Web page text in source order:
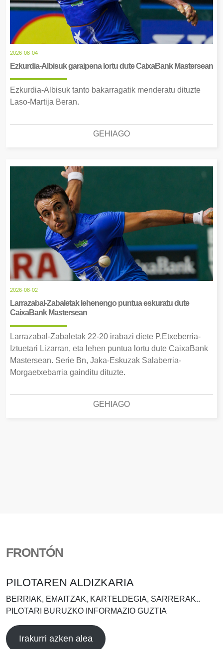
2026-08-04
Ezkurdia-Albisuk garaipena lortu dute CaixaBank Mastersean
Ezkurdia-Albisuk tanto bakarragatik menderatu dituzte
Laso-Martija Beran.
GEHIAGO
2026-08-02
Larrazabal-Zabaletak lehenengo puntua eskuratu dute
CaixaBank Mastersean
Larrazabal-Zabaletak 22-20 irabazi diete P.Etxeberria-
Iztuetari Lizarran, eta lehen puntua lortu dute CaixaBank
Mastersean. Serie Bn, Jaka-Eskuzak Salaberria-
Morgaetxebarria gainditu dituzte.
GEHIAGO
FRONTÓN
PILOTAREN ALDIZKARIA
BERRIAK, EMAITZAK, KARTELDEGIA, SARRERAK..
PILOTARI BURUZKO INFORMAZIO GUZTIA
Irakurri azken alea